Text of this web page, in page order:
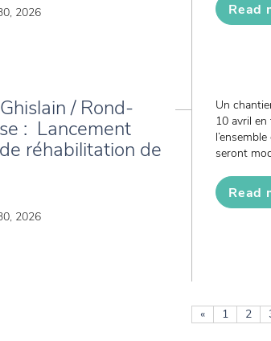
2026
Read
/ Rond-
: Lancement
réhabilitation de
2026
Un
10 avril
seront
Read
« 1 2